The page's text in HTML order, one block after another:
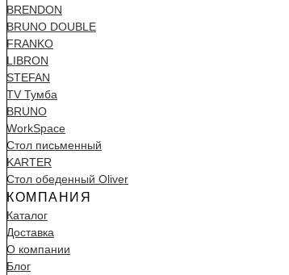
BRENDON
BRUNO DOUBLE
FRANKO
LIBRON
STEFAN
TV Тумба
BRUNO
WorkSpace
Стол письменный
KARTER
Стол обеденный Oliver
КОМПАНИЯ
Каталог
Доставка
О компании
Блог